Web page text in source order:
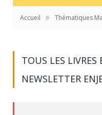
Accueil » Thématiques
TOUS LES LIVRES
NEWSLETTER